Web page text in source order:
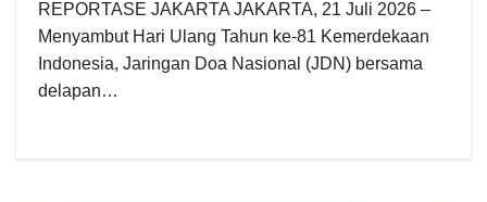
REPORTASE JAKARTA JAKARTA, 21 Juli 2026 –
Menyambut Hari Ulang Tahun ke-81 Kemerdekaan
Indonesia, Jaringan Doa Nasional (JDN) bersama
delapan…